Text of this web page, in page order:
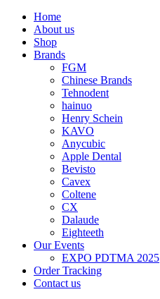
Home
About us
Shop
Brands
FGM
Chinese Brands
Tehnodent
hainuo
Henry Schein
KAVO
Anycubic
Apple Dental
Bevisto
Cavex
Coltene
CX
Dalaude
Eighteeth
Our Events
EXPO PDTMA 2025
Order Tracking
Contact us